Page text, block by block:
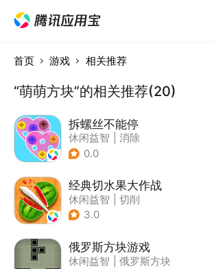
首页 游戏 相关推荐
“萌萌方块”的相关推荐(20)
拆螺丝不能停
休闲益智
消除
0.0
经典切水果大作战
休闲益智
切削
3.0
俄罗斯方块游戏
休闲益智
俄罗斯方块